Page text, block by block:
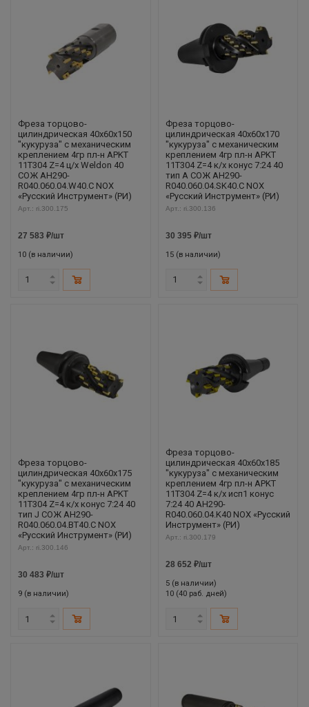
Фреза торцово-
цилиндрическая 40x60x150
"кукуруза" с механическим
креплением 4гр пл-н APKT
11T304 Z=4 ц/х Weldon 40
СОЖ AH290-
R040.060.04.W40.C NOX
«Русский Инструмент» (РИ)
Арт.: ri.300.175
27 583 ₽/шт
10 (в наличии)
Фреза торцово-
цилиндрическая 40x60x170
"кукуруза" с механическим
креплением 4гр пл-н APKT
11T304 Z=4 к/х конус 7:24 40
тип A СОЖ AH290-
R040.060.04.SK40.C NOX
«Русский Инструмент» (РИ)
Арт.: ri.300.136
30 395₽/шт
15 (в наличии)
Фреза торцово-
цилиндрическая 40x60x175
"кукуруза" с механическим
креплением 4гр пл-н APKT
11T304 Z=4 к/х конус 7:24 40
тип J СОЖ AH290-
R040.060.04.BT40.C NOX
«Русский Инструмент» (РИ)
Арт.: ri.300.146
30 483 ₽/шт
9 (в наличии)
Фреза торцово-
цилиндрическая 40x60x185
"кукуруза" с механическим
креплением 4гр пл-н APKT
11T304 Z=4 к/х исп1 конус
7:24 40 AH290-
R040.060.04.K40 NOX «Русский
Инструмент» (РИ)
Арт.: ri.300.179
28 652 ₽/шт
5 (в наличии)
10 (40 раб. дней)